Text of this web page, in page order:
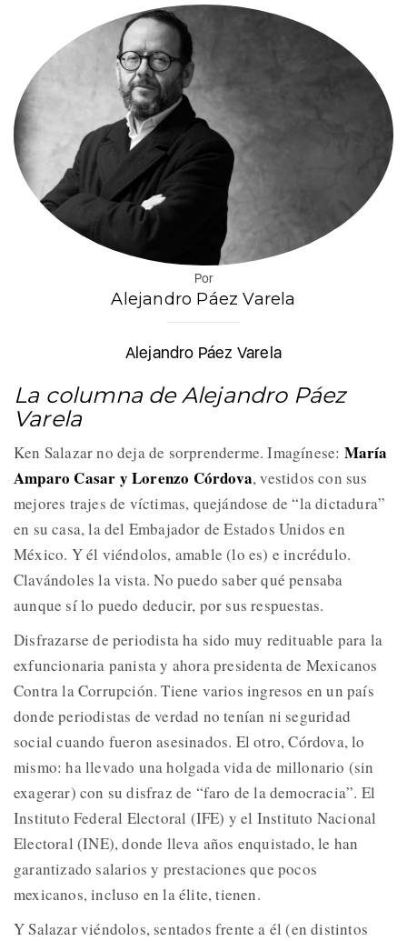
Por
Alejandro Páez Varela
Alejandro Páez Varela
La columna de Alejandro Páez
Varela
Ken Salazar no deja de sorprenderme. Imagínese: María
Amparo Casar y Lorenzo Córdova, vestidos con sus
mejores trajes de víctimas, quejándose de “la dictadura”
en su casa, la del Embajador de Estados Unidos en
México. Y él viéndolos, amable (lo es) e incrédulo.
Clavándoles la vista. No puedo saber qué pensaba
aunque sí lo puedo deducir, por sus respuestas.
Disfrazarse de periodista ha sido muy redituable para la
exfuncionaria panista y ahora presidenta de Mexicanos
Contra la Corrupción. Tiene varios ingresos en un país
donde periodistas de verdad no tenían ni seguridad
social cuando fueron asesinados. El otro, Córdova, lo
mismo: ha llevado una holgada vida de millonario (sin
exagerar) con su disfraz de “faro de la democracia”. El
Instituto Federal Electoral (IFE) y el Instituto Nacional
Electoral (INE), donde lleva años enquistado, le han
garantizado salarios y prestaciones que pocos
mexicanos, incluso en la élite, tienen.
Y Salazar viéndolos, sentados frente a él (en distintos